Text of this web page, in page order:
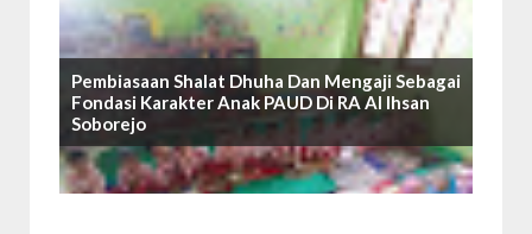
Pembiasaan Shalat Dhuha Dan Mengaji Sebagai
Fondasi Karakter Anak PAUD Di RA Al Ihsan
Soborejo